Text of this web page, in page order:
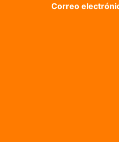
Correo